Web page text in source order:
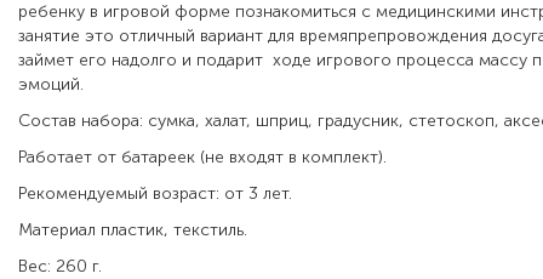
ребенку в игровой форме познакомиться с медицинскими
занятие это отличный вариант для времяпрепровождения
займет его надолго и подарит ходе игрового процесса массу
эмоций.
Состав набора: сумка, халат, шприц, градусник, стетоскоп,
Работает от батареек (не входят в комплект).
Рекомендуемый возраст: от 3 лет.
Материал пластик, текстиль.
Вес: 260 г.